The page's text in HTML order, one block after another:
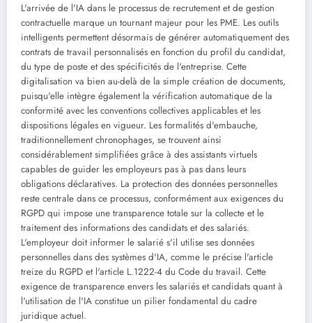
L'arrivée de l'IA dans le processus de recrutement et de gestion
contractuelle marque un tournant majeur pour les PME. Les outils
intelligents permettent désormais de générer automatiquement des
contrats de travail personnalisés en fonction du profil du candidat,
du type de poste et des spécificités de l'entreprise. Cette
digitalisation va bien au-delà de la simple création de documents,
puisqu'elle intègre également la vérification automatique de la
conformité avec les conventions collectives applicables et les
dispositions légales en vigueur. Les formalités d'embauche,
traditionnellement chronophages, se trouvent ainsi
considérablement simplifiées grâce à des assistants virtuels
capables de guider les employeurs pas à pas dans leurs
obligations déclaratives. La protection des données personnelles
reste centrale dans ce processus, conformément aux exigences du
RGPD qui impose une transparence totale sur la collecte et le
traitement des informations des candidats et des salariés.
L'employeur doit informer le salarié s'il utilise ses données
personnelles dans des systèmes d'IA, comme le précise l'article
treize du RGPD et l'article L.1222-4 du Code du travail. Cette
exigence de transparence envers les salariés et candidats quant à
l'utilisation de l'IA constitue un pilier fondamental du cadre
juridique actuel.